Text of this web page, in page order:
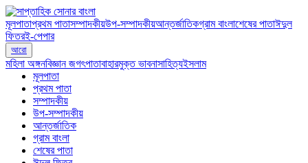
মূলপাতাপ্রথম পাতাসম্পাদকীয়উপ-সম্পাদকীয়আন্তর্জাতিকগ্রাম বাংলাশেষের পাতাঈদুল
ফিতরই-পেপার
আরো
মহিলা অঙ্গনবিজ্ঞান জগৎপাতাবাহারমুক্ত ভাবনাসাহিত্যইসলাম
মূলপাতা
প্রথম পাতা
সম্পাদকীয়
উপ-সম্পাদকীয়
আন্তর্জাতিক
গ্রাম বাংলা
শেষের পাতা